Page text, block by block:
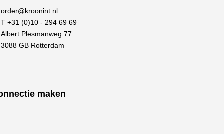
order@kroonint.nl
T +31 (0)10 - 294 69 69
Albert Plesmanweg 77
3088 GB Rotterdam
maken